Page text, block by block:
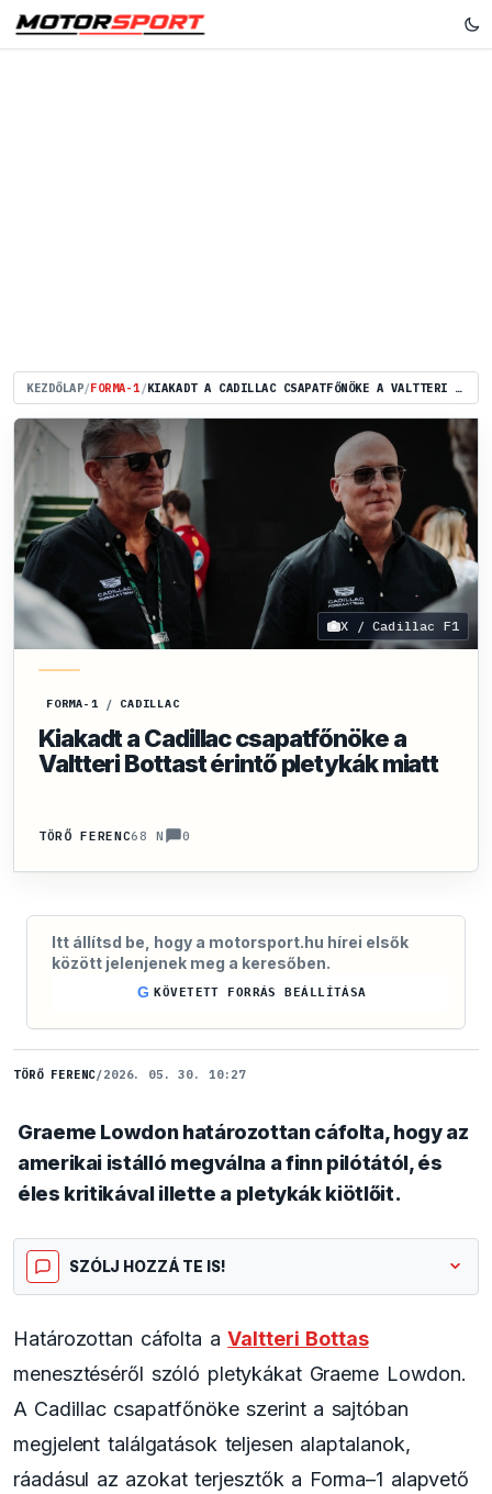
KEZDŐLAP/FORMA-1/ KIAKADT A CADILLAC CSAPATFŐNÖKE A VALTTERI BOTTAST ÉRINTŐ PLETYKÁK MIATT
X / Cadillac F1
FORMA-1 / CADILLAC
Kiakadt a Cadillac csapatfőnöke a
Valtteri Bottast érintő pletykák miatt
TÖRŐ FERENC68 N 0
Itt állítsd be, hogy a motorsport.hu hírei elsők
között jelenjenek meg a keresőben.
G KÖVETETT FORRÁS BEÁLLÍTÁSA
TÖRŐ FERENC/2026. 05. 30. 10:27
Graeme Lowdon határozottan cáfolta, hogy az
amerikai istálló megválna a finn pilótától, és
éles kritikával illette a pletykák kiötlőit.
SZÓLJ HOZZÁ TE IS!
Határozottan cáfolta aValtteri Bottas
menesztéséről szóló pletykákat Graeme Lowdon.
A Cadillac csapatfőnöke szerint a sajtóban
megjelent találgatások teljesen alaptalanok,
ráadásul az azokat terjesztők a Forma–1 alapvető